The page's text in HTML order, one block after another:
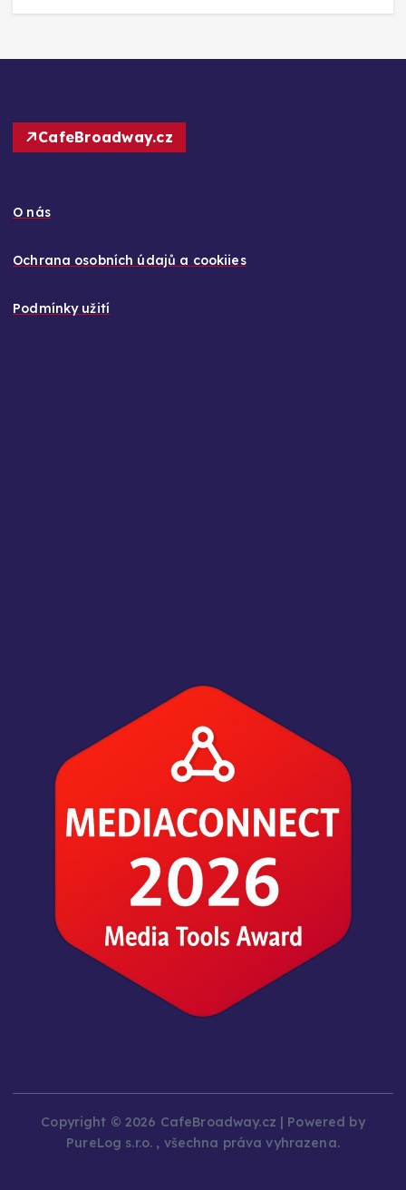
CafeBroadway.cz
O nás
Ochrana osobních údajů a cookiies
Podmínky užití
Copyright © 2026 CafeBroadway.cz | Powered by
PureLog s.r.o. , všechna práva vyhrazena.